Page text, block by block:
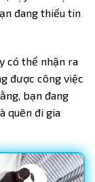
đang thiếu tin
có thể nhận ra
được công việc
bạn đang
quên đi gia